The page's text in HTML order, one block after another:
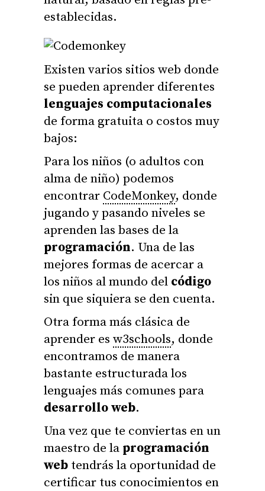
establecidas.
Existen varios sitios web donde
se pueden aprender diferentes
lenguajes computacionales
de forma gratuita o costos muy
bajos:
Para los niños (o adultos con
alma de niño) podemos
encontrar CodeMonkey, donde
jugando y pasando niveles se
aprenden las bases de la
programación. Una de las
mejores formas de acercar a
los niños al mundo del código
sin que siquiera se den cuenta.
Otra forma más clásica de
aprender es w3schools, donde
encontramos de manera
bastante estructurada los
lenguajes más comunes para
desarrollo web.
Una vez que te conviertas en un
maestro de la programación
web tendrás la oportunidad de
certificar tus conocimientos en